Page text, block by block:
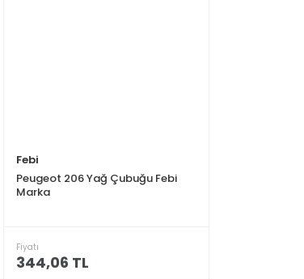
Febi
Peugeot 206 Yağ Çubuğu Febi
Marka
Fiyatı
344,06 TL